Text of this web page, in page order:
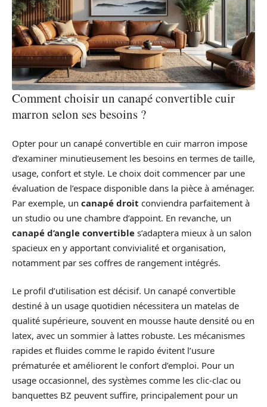
Comment choisir un canapé convertible cuir
marron selon ses besoins ?
Opter pour un canapé convertible en cuir marron impose
d’examiner minutieusement les besoins en termes de taille,
usage, confort et style. Le choix doit commencer par une
évaluation de l’espace disponible dans la pièce à aménager.
Par exemple, un canapé droit conviendra parfaitement à
un studio ou une chambre d’appoint. En revanche, un
canapé d’angle convertible s’adaptera mieux à un salon
spacieux en y apportant convivialité et organisation,
notamment par ses coffres de rangement intégrés.
Le profil d’utilisation est décisif. Un canapé convertible
destiné à un usage quotidien nécessitera un matelas de
qualité supérieure, souvent en mousse haute densité ou en
latex, avec un sommier à lattes robuste. Les mécanismes
rapides et fluides comme le rapido évitent l’usure
prématurée et améliorent le confort d’emploi. Pour un
usage occasionnel, des systèmes comme les clic-clac ou
banquettes BZ peuvent suffire, principalement pour un